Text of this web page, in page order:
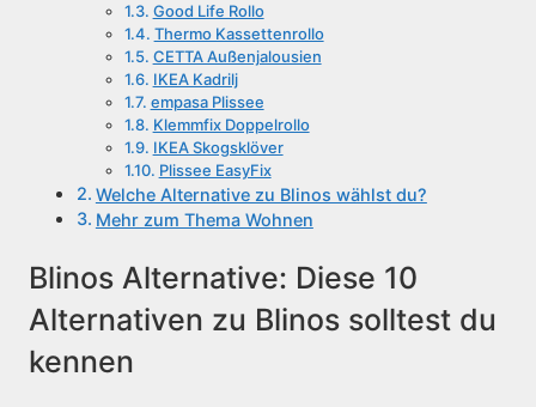
Good Life Rollo
Thermo Kassettenrollo
CETTA Außenjalousien
IKEA Kadrilj
empasa Plissee
Klemmfix Doppelrollo
IKEA Skogsklöver
Plissee EasyFix
Welche Alternative zu Blinos wählst du?
Mehr zum Thema Wohnen
Blinos Alternative: Diese 10
Alternativen zu Blinos solltest du
kennen